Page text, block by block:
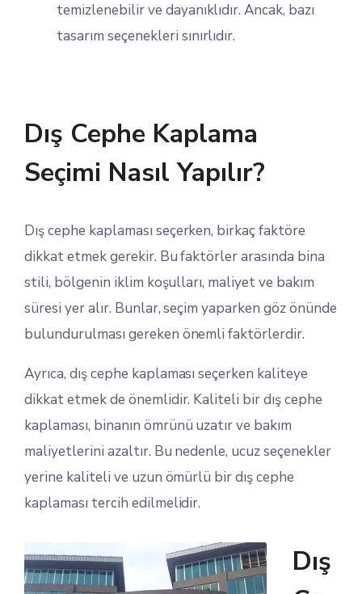
temizlenebilir ve dayanıklıdır. Ancak, bazı
tasarım seçenekleri sınırlıdır.
Dış Cephe Kaplama
Seçimi Nasıl Yapılır?
Dış cephe kaplaması seçerken, birkaç faktöre
dikkat etmek gerekir. Bu faktörler arasında bina
stili, bölgenin iklim koşulları, maliyet ve bakım
süresi yer alır. Bunlar, seçim yaparken göz önünde
bulundurulması gereken önemli faktörlerdir.
Ayrıca, dış cephe kaplaması seçerken kaliteye
dikkat etmek de önemlidir. Kaliteli bir dış cephe
kaplaması, binanın ömrünü uzatır ve bakım
maliyetlerini azaltır. Bu nedenle, ucuz seçenekler
yerine kaliteli ve uzun ömürlü bir dış cephe
kaplaması tercih edilmelidir.
Dış